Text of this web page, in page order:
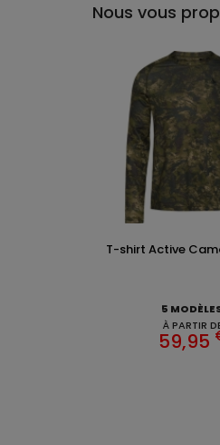
Nous vous
T-shirt Active
5
À PARTIR
59,95